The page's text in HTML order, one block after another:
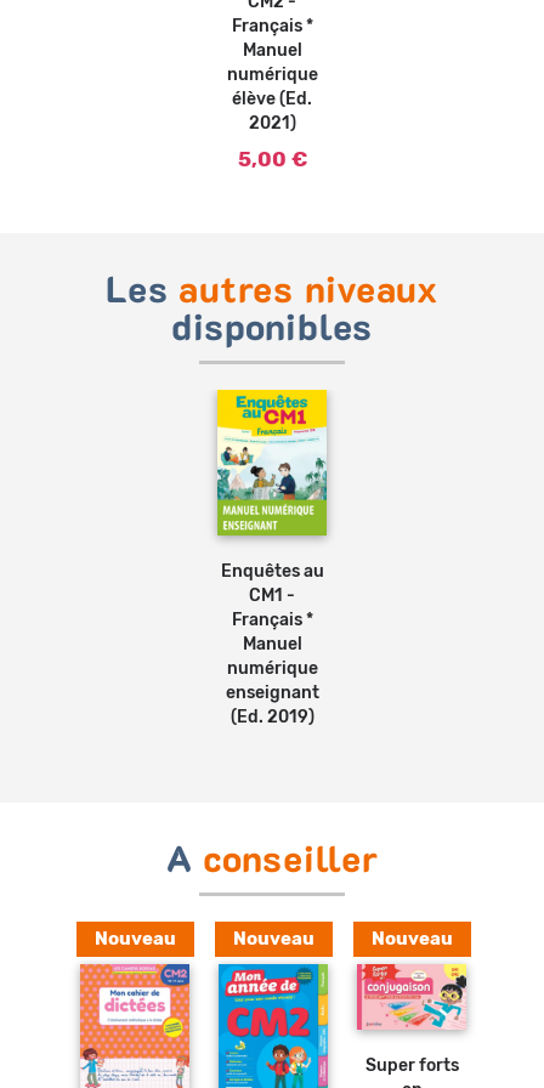
Français *
Manuel
numérique
élève (Ed.
2021)
5,00 €
Les autres niveaux
disponibles
Enquêtes au
CM1 -
Français *
Manuel
numérique
enseignant
(Ed. 2019)
A conseiller
Nouveau Nouveau Nouveau
Ajouter
au
Super forts